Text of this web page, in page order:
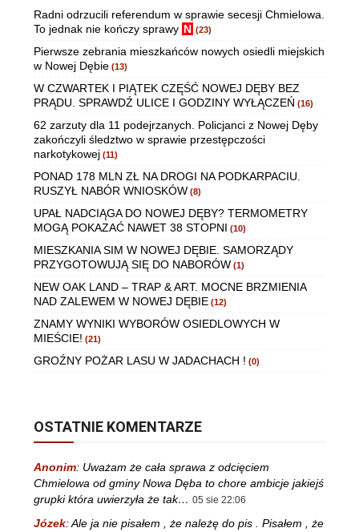
Radni odrzucili referendum w sprawie secesji Chmielowa.
To jednak nie kończy sprawy N (23)
Pierwsze zebrania mieszkańców nowych osiedli miejskich
w Nowej Dębie (13)
W CZWARTEK I PIĄTEK CZĘŚĆ NOWEJ DĘBY BEZ
PRĄDU. SPRAWDŹ ULICE I GODZINY WYŁĄCZEŃ (16)
62 zarzuty dla 11 podejrzanych. Policjanci z Nowej Dęby
zakończyli śledztwo w sprawie przestępczości
narkotykowej (11)
PONAD 178 MLN ZŁ NA DROGI NA PODKARPACIU.
RUSZYŁ NABÓR WNIOSKÓW (8)
UPAŁ NADCIĄGA DO NOWEJ DĘBY? TERMOMETRY
MOGĄ POKAZAĆ NAWET 38 STOPNI (10)
MIESZKANIA SIM W NOWEJ DĘBIE. SAMORZĄDY
PRZYGOTOWUJĄ SIĘ DO NABORÓW (1)
NEW OAK LAND – TRAP & ART. MOCNE BRZMIENIA
NAD ZALEWEM W NOWEJ DĘBIE (12)
ZNAMY WYNIKI WYBORÓW OSIEDLOWYCH W
MIEŚCIE! (21)
GROŹNY POŻAR LASU W JADACHACH ! (0)
OSTATNIE KOMENTARZE
Anonim: Uważam że cała sprawa z odcięciem
Chmielowa od gminy Nowa Dęba to chore ambicje jakiejś
grupki która uwierzyła że tak… 05 sie 22:06
Józek:Ale ja nie pisałem , że należę do pis . Pisałem , że